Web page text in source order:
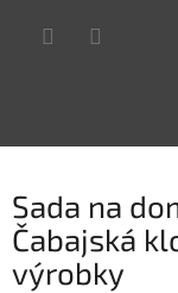
Sada na
Čabajská
výrobky